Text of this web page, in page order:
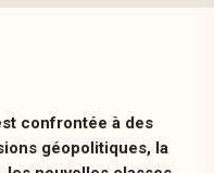
confrontée à des
géopolitiques, la